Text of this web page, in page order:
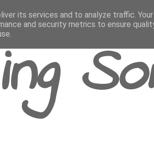
its services and to analyze traffic.
and security metrics to ensure